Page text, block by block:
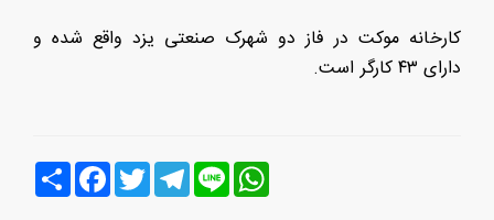
کارخانه موکت در فاز دو شهرک صنعتی یزد واقع شده و
دارای ۴۳ کارگر است.
اشتراک
FacebookTwitter
Telegram Line
WhatsApp